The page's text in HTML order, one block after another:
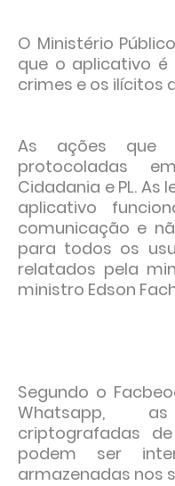
O Ministério
que o aplicativo
crimes e os ilícitos
As ações que
protocoladas
Cidadania e PL.
aplicativo
comunicação e
para todos os
relatados pela
ministro Edson
Segundo o
Whatsapp,
criptografadas
podem ser
armazenadas nos